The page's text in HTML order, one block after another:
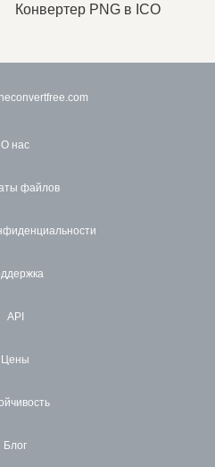
Конвертер PNG в ICO
О нас
файлов
API
Цены
Блог